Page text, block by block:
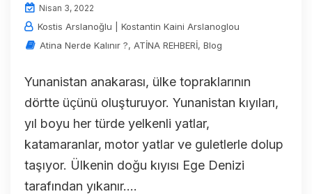
Nisan 3, 2022
Kostis Arslanoğlu | Kostantin Kaini Arslanoglou
Atina Nerde Kalınır ?, ATİNA REHBERİ, Blog
Yunanistan anakarası, ülke topraklarının
dörtte üçünü oluşturuyor. Yunanistan kıyıları‚
yıl boyu her türde yelkenli yatlar‚
katamaranlar‚ motor yatlar ve guletlerle dolup
taşıyor. Ülkenin doğu kıyısı Ege Denizi
tarafından yıkanır....